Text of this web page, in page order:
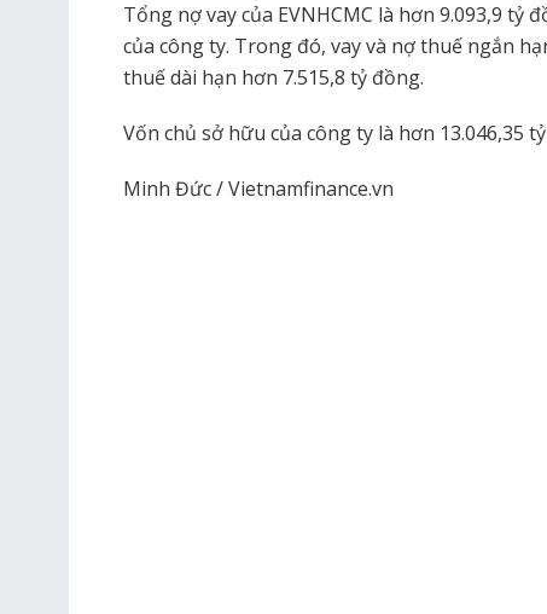
Tổng nợ vay của EVNHCMC là hơn 9.093,9 tỷ
của công ty. Trong đó, vay và nợ thuế ngắn
thuế dài hạn hơn 7.515,8 tỷ đồng.
Vốn chủ sở hữu của công ty là hơn 13.046,35
Minh Đức / Vietnamfinance.vn